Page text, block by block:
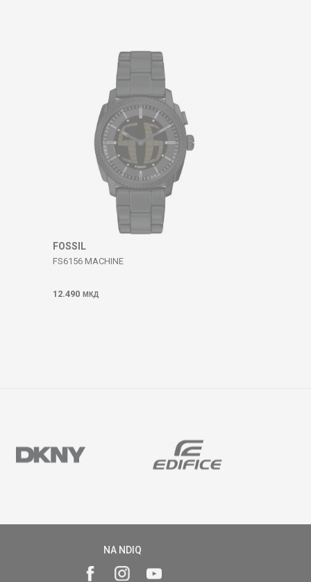
FOSSIL
FS6156 MACHINE
12.490 МКД
NA NDIQ